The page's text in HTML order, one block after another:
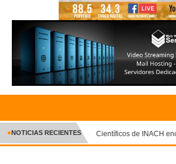
INICIO
CRÓNICA
●NOTICIAS RECIENTES Científicos de INACH